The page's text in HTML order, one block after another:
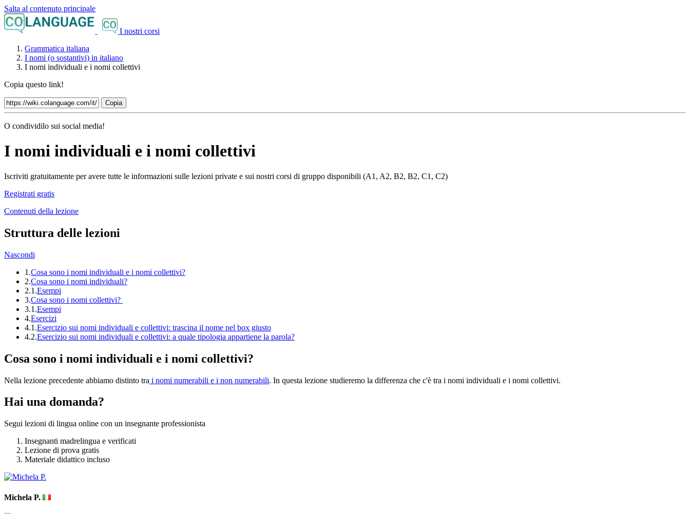
Salta al contenuto principale
I nostri corsi
Grammatica italiana
I nomi (o sostantivi) in italiano
I nomi individuali e i nomi collettivi
Copia questo link!
Copia
O condividilo sui social media!
I nomi individuali e i nomi collettivi
Iscriviti gratuitamente per avere tutte le informazioni sulle lezioni private e sui nostri corsi di gruppo disponibili (A1, A2, B2, B2, C1, C2)
Registrati gratis
Contenuti della lezione
Struttura delle lezioni
Nascondi
1.Cosa sono i nomi individuali e i nomi collettivi?
2.Cosa sono i nomi individuali?
2.1.Esempi
3.Cosa sono i nomi collettivi?
3.1.Esempi
4.Esercizi
4.1.Esercizio sui nomi individuali e collettivi: trascina il nome nel box giusto
4.2.Esercizio sui nomi individuali e collettivi: a quale tipologia appartiene la parola?
Cosa sono i nomi individuali e i nomi collettivi?
Nella lezione precedente abbiamo distinto tra i nomi numerabili e i non numerabili. In questa lezione studieremo la differenza che c'è tra i nomi individuali e i nomi collettivi.
Hai una domanda?
Segui lezioni di lingua online con un insegnante professionista
Insegnanti madrelingua e verificati
Lezione di prova gratis
Materiale didattico incluso
Michela P.